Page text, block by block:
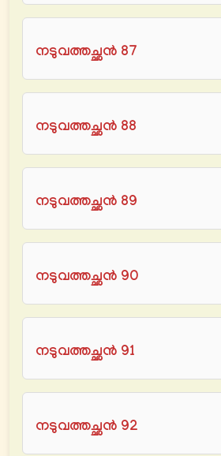
നടുവത്തച്ഛൻ 87
നടുവത്തച്ഛൻ 88
നടുവത്തച്ഛൻ 89
നടുവത്തച്ഛൻ 90
നടുവത്തച്ഛൻ 91
നടുവത്തച്ഛൻ 92